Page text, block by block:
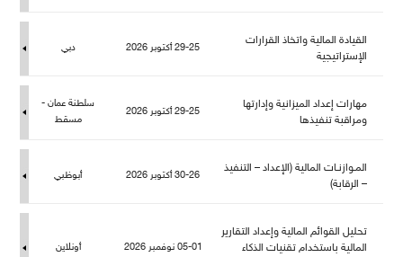
القيادة المالية واتخاذ القرارات
الإستراتيجية
29-25 أكتوبر 2026 دبي
هارات إعداد الميزانية وإدارتها
ومراقبة تنفيذها
29-25 أكتوبر 2026
سلطنة عمان -
سقط
المـوازنـات المالية (الإعداد – التنفيذ
– الرقابة)
30-26 أكتوبر 2026 أبوظبي
تحليل القوائم المالية وإعداد التقارير
المالية باستخدام تقنيات الذكاء
05-01 نوفمبر 2026 أونلاين